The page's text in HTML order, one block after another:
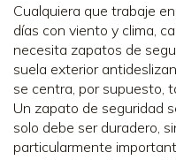
Cualquiera que trabaje
días con viento y clima,
necesita zapatos de
suela exterior
se centra, por supuesto,
Un zapato de seguridad
solo debe ser duradero,
particularmente